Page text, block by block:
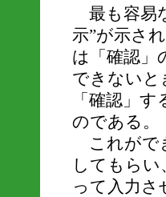
最も容易
示”が示さ
は「確認」
できないと
「確認」
のである。
これがで
してもら
って入力さ